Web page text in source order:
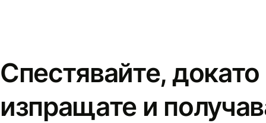
Спестявайте,
изпращате и